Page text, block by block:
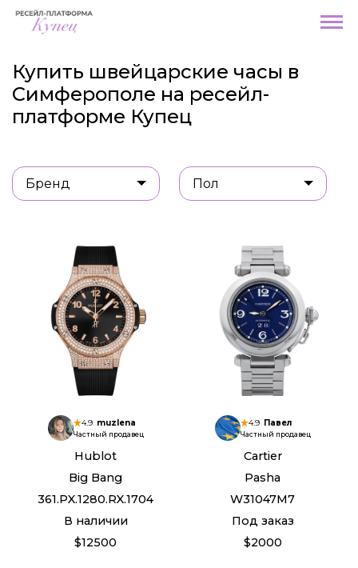
Купить швейцарские часы в
Симферополе на ресейл-
платформе Купец
Бренд Пол
4.9 muzlena
Частный продавец
Hublot
Big Bang
361.PX.1280.RX.1704
В наличии
$12500
4.9 Павел
Частный продавец
Cartier
Pasha
W31047M7
Под заказ
$2000